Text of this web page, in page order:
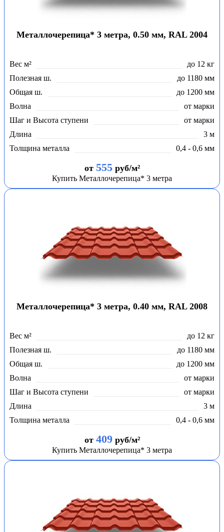
Металлочерепица* 3 метра, 0.50 мм, RAL 2004
Вес м²
до 12 кг
Полезная ш.
до 1180 мм
Общая ш.
до 1200 мм
Волна
от марки
Шаг и Высота ступени
от марки
Длина
3 м
Толщина металла
0,4 - 0,6 мм
от 555руб/м²
Купить Металлочерепица* 3 метра
Металлочерепица* 3 метра, 0.40 мм, RAL 2008
Вес м²
до 12 кг
Полезная ш.
до 1180 мм
Общая ш.
до 1200 мм
Волна
от марки
Шаг и Высота ступени
от марки
Длина
3 м
Толщина металла
0,4 - 0,6 мм
от 409руб/м²
Купить Металлочерепица* 3 метра